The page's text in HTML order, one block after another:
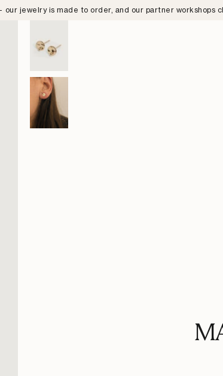
jewelry is made to order, and our partner workshops